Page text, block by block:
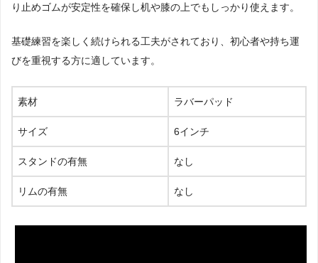
り止めゴムが安定性を確保し机や膝の上でもしっかり使えます。
基礎練習を楽しく続けられる工夫がされており、初心者や持ち運
びを重視する方に適しています。
素材 ラバーパッド
サイズ 6インチ
スタンドの有無 なし
リムの有無 なし